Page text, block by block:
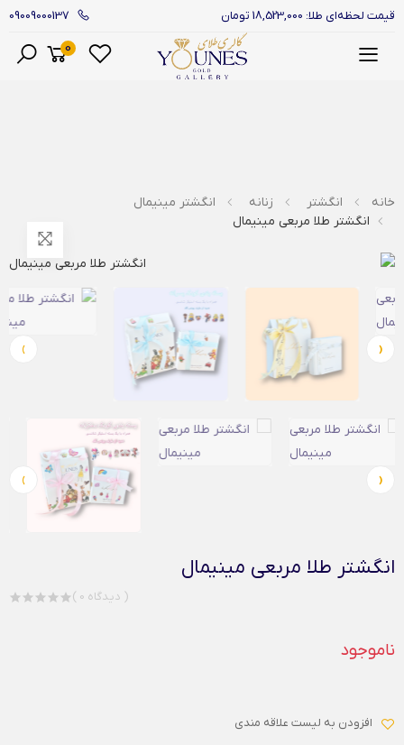
قیمت لحظه‌ای طلا: 18,523,000 تومان 09009000137
0
خانه انگشتر زنانه
انگشتر مینیمال
انگشتر طلا مربعی مینیمال
‹
›
‹
›
انگشتر طلا مربعی مینیمال
( 0 دیدگاه )
ناموجود
افزودن به لیست علاقه مندی